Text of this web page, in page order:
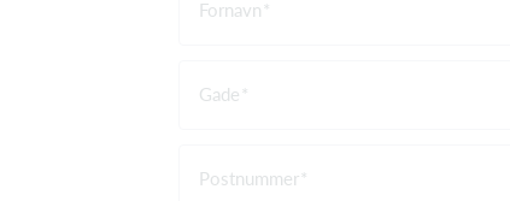
Fornavn
Gade
Postnummer